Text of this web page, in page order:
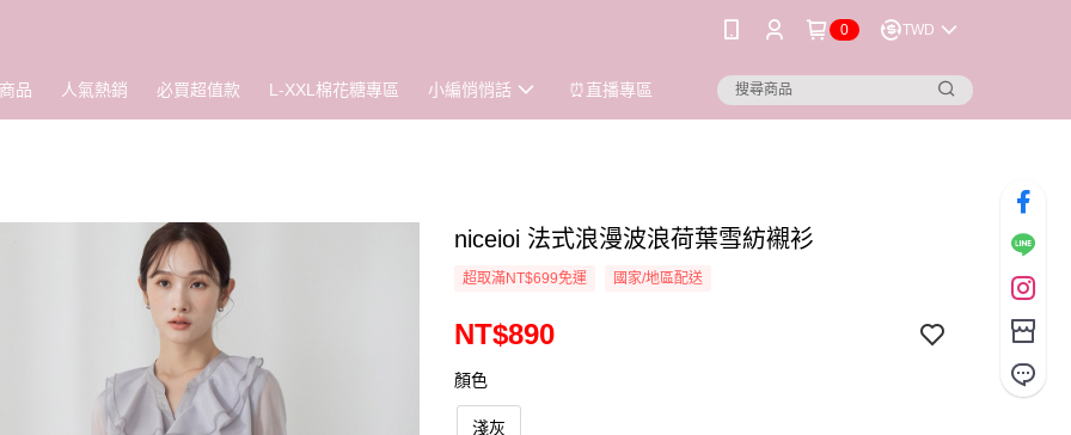
0 TWD
品 人氣熱銷 必買超值款 L-XXL棉花糖專區 小編悄悄話 ⏰直播專區
niceioi 法式浪漫波浪荷葉雪紡襯衫
超取滿NT$699免運 國家/地區配送
NT$890
顏色
淺灰